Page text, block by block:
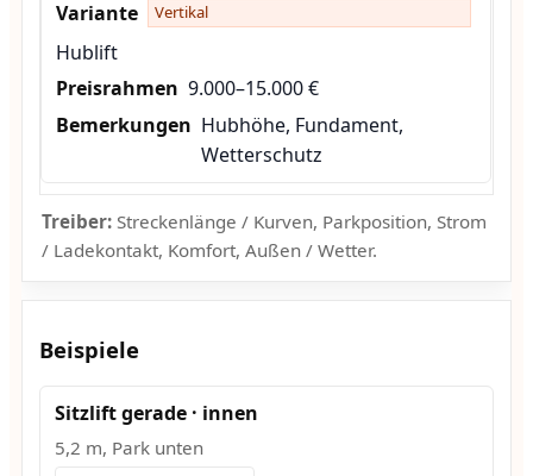
Vertikal
Hublift
9.000–15.000 €
Hubhöhe, Fundament,
Wetterschutz
Treiber:Streckenlänge / Kurven, Parkposition, Strom
/ Ladekontakt, Komfort, Außen / Wetter.
Beispiele
Sitzlift gerade · innen
5,2 m, Park unten